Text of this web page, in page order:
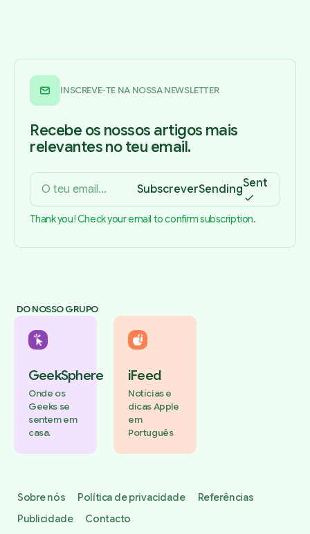
INSCREVE-TE NA NOSSA NEWSLETTER
Recebe os nossos artigos mais
relevantes no teu email.
SubscreverSendingSent
Thank you! Check your email to confirm subscription.
DO NOSSO GRUPO
GeekSphere
Onde os
Geeks se
sentem em
casa.
iFeed
Notícias e
dicas Apple
em
Português
Sobre nós Política de privacidade
Referências
Publicidade
Contacto